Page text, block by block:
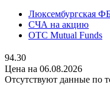
Люксембургская
СЧА на акцию
OTC Mutual Funds
94.30
Цена на 06.08.2026
Отсутствуют данные по